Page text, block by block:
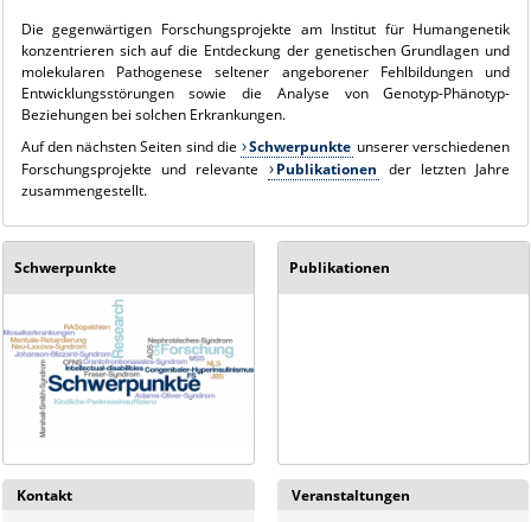
FORSCHUNG
LEHRE
FORMULARE
Die gegenwärtigen Forschungsprojekte am Institut für Humangenetik
konzentrieren sich auf die Entdeckung der genetischen Grundlagen und
molekularen Pathogenese seltener angeborener Fehlbildungen und
Entwicklungsstörungen sowie die Analyse von Genotyp-Phänotyp-
Beziehungen bei solchen Erkrankungen.
Auf den nächsten Seiten sind die
Schwerpunkte unserer verschiedenen
Forschungsprojekte und relevante
Publikationen
der letzten Jahre
zusammengestellt.
Schwerpunkte Publikationen
Kontakt
Veranstaltungen